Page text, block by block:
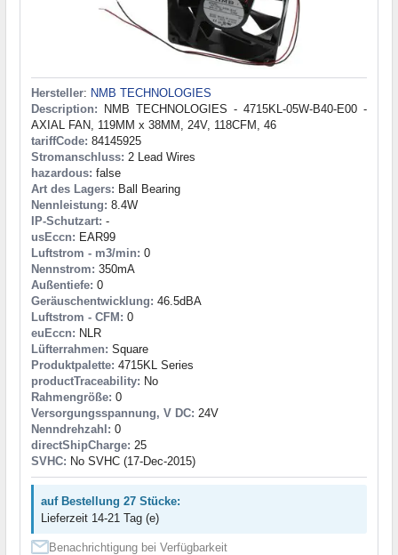
Hersteller: NMB TECHNOLOGIES
Description: NMB TECHNOLOGIES - 4715KL-05W-B40-E00 -
AXIAL FAN, 119MM x 38MM, 24V, 118CFM, 46
tariffCode: 84145925
Stromanschluss: 2 Lead Wires
hazardous: false
Art des Lagers: Ball Bearing
Nennleistung: 8.4W
IP-Schutzart: -
usEccn: EAR99
Luftstrom - m3/min: 0
Nennstrom: 350mA
Außentiefe: 0
Geräuschentwicklung: 46.5dBA
Luftstrom - CFM: 0
euEccn: NLR
Lüfterrahmen: Square
Produktpalette: 4715KL Series
productTraceability: No
Rahmengröße: 0
Versorgungsspannung, V DC: 24V
Nenndrehzahl: 0
directShipCharge: 25
SVHC: No SVHC (17-Dec-2015)
auf Bestellung 27 Stücke:
Lieferzeit 14-21 Tag (e)
Benachrichtigung bei Verfügbarkeit